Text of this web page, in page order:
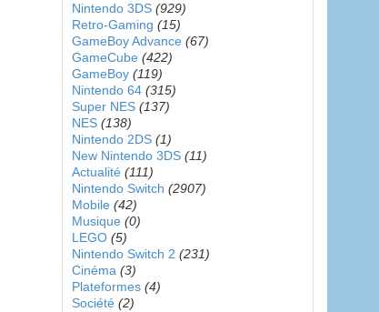
Nintendo 3DS (929)
Retro-Gaming (15)
GameBoy Advance (67)
GameCube (422)
GameBoy (119)
Nintendo 64 (315)
Super NES (137)
NES (138)
Nintendo 2DS (1)
New Nintendo 3DS (11)
Actualité (111)
Nintendo Switch (2907)
Mobile (42)
Musique (0)
LEGO (5)
Nintendo Switch 2 (231)
Cinéma (3)
Plateformes (4)
Société (2)